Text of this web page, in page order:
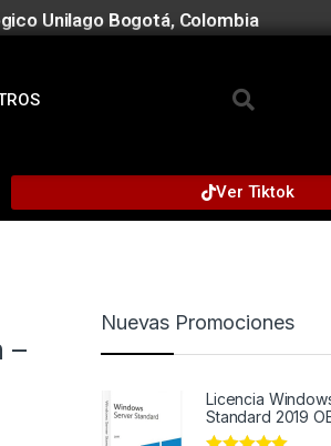
Unilago Bogotá, Colombia
Ver Tiktok
–
Nuevas Promociones
Licencia
Standard 2019